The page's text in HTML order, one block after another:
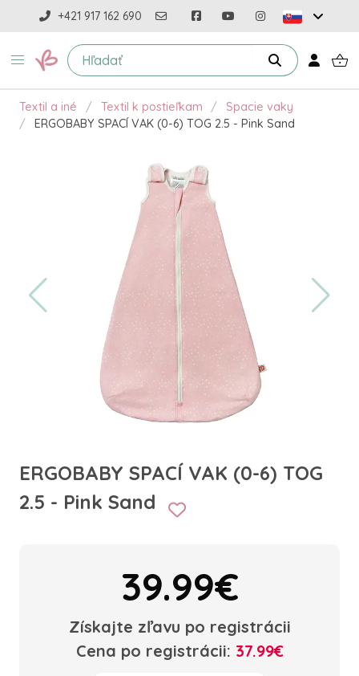
+421 917 162 690
Textil a iné Textil k postieľkam
Spacie vaky
ERGOBABY SPACÍ VAK (0-6) TOG 2.5 - Pink Sand
ERGOBABY SPACÍ VAK (0-6) TOG
2.5 - Pink Sand
39.99€
Získajte zľavu po registrácii
Cena po registrácii: 37.99€